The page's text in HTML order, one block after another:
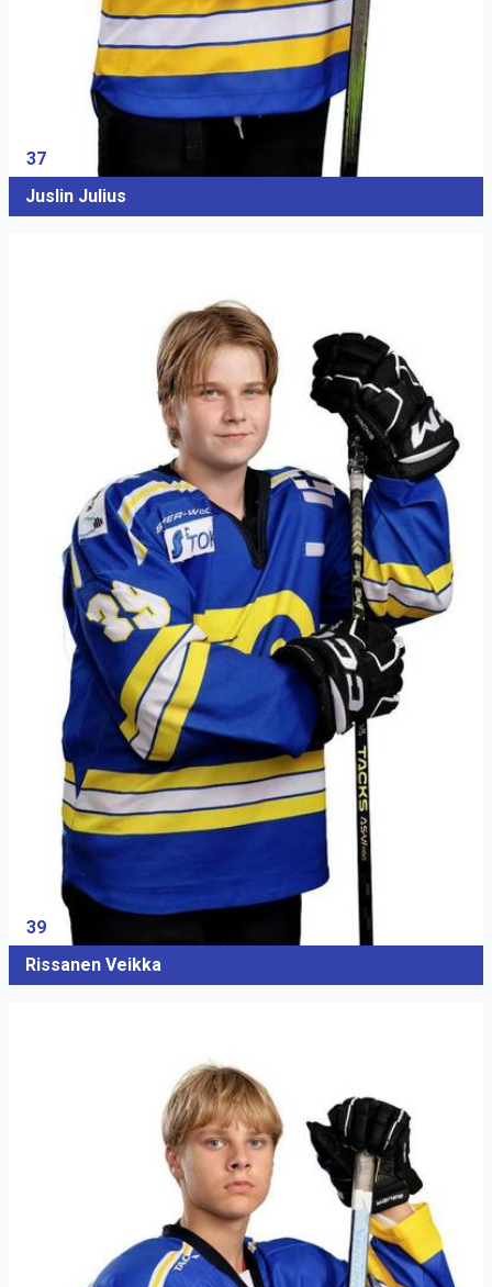
37
Juslin Julius
39
Rissanen Veikka